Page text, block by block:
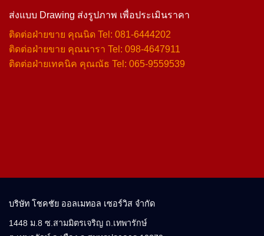
ฝ่ายขาย : คุณนิด 081-6444202
website : https://www.casmetals.com